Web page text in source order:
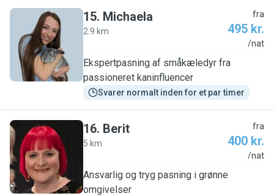
M
15. Michaela
2.9 km
fra
495 kr.
/nat
Ekspertpasning af småkæledyr fra
passioneret kaninfluencer
Svarer normalt inden for et par timer
B
16. Berit
5 km
fra
400 kr.
/nat
Ansvarlig og tryg pasning i grønne
omgivelser